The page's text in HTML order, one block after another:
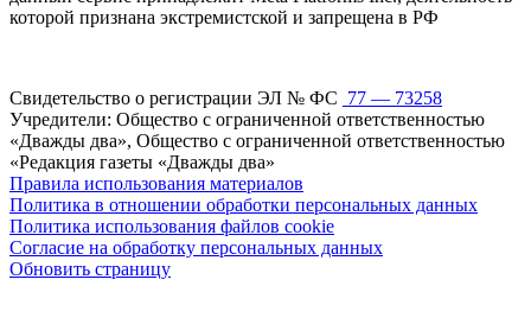
которой признана экстремистской и запрещена в РФ
Свидетельство о регистрации ЭЛ № ФС 77 — 73258
Учредители: Общество с ограниченной ответственностью
«Дважды два», Общество с ограниченной ответственностью
«Редакция газеты «Дважды два»
Правила использования материалов
Политика в отношении обработки персональных данных
Политика использования файлов cookie
Согласие на обработку персональных данных
Обновить страницу